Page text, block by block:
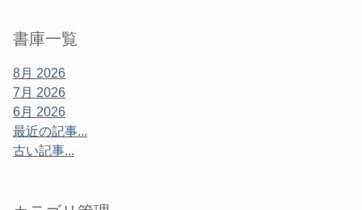
書庫一覧
8月 2026
7月 2026
6月 2026
最近の記事...
古い記事...